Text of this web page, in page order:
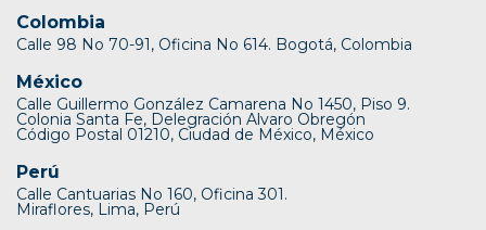
Colombia
Calle 98 No 70-91, Oficina No 614. Bogotá, Colombia
México
Calle Guillermo González Camarena No 1450, Piso 9.
Colonia Santa Fe, Delegración Alvaro Obregón
Código Postal 01210, Ciudad de México, México
Perú
Calle Cantuarias No 160, Oficina 301.
Miraflores, Lima, Perú